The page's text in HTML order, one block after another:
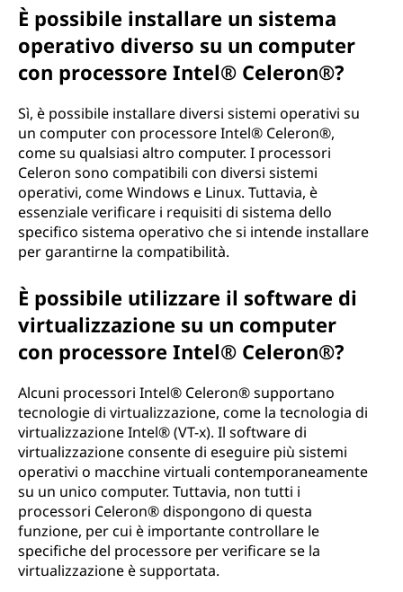
È possibile installare un sistema
operativo diverso su un computer
con processore Intel® Celeron®?
Sì, è possibile installare diversi sistemi operativi su
un computer con processore Intel® Celeron®,
come su qualsiasi altro computer. I processori
Celeron sono compatibili con diversi sistemi
operativi, come Windows e Linux. Tuttavia, è
essenziale verificare i requisiti di sistema dello
specifico sistema operativo che si intende installare
per garantirne la compatibilità.
È possibile utilizzare il software di
virtualizzazione su un computer
con processore Intel® Celeron®?
Alcuni processori Intel® Celeron® supportano
tecnologie di virtualizzazione, come la tecnologia di
virtualizzazione Intel® (VT-x). Il software di
virtualizzazione consente di eseguire più sistemi
operativi o macchine virtuali contemporaneamente
su un unico computer. Tuttavia, non tutti i
processori Celeron® dispongono di questa
funzione, per cui è importante controllare le
specifiche del processore per verificare se la
virtualizzazione è supportata.